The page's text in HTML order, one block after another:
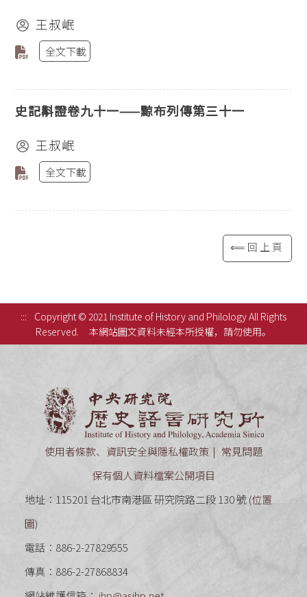
王叔岷
全文下載
史記斠證卷九十一——黥布列傳第三十一
王叔岷
全文下載
⟸回上頁
:::
Copyright © 2021 Institute of History and Philology All Rights
Reserved.
本網站圖文資料未經本所授權，請勿使用。
使用者條款、資訊安全與隱私權政策
常見問題
保有個人資料檔案公開項目
地址：115201 台北市南港區 研究院路二段 130 號 (位置
圖)
電話：886-2-27829555
傳真：886-2-27868834